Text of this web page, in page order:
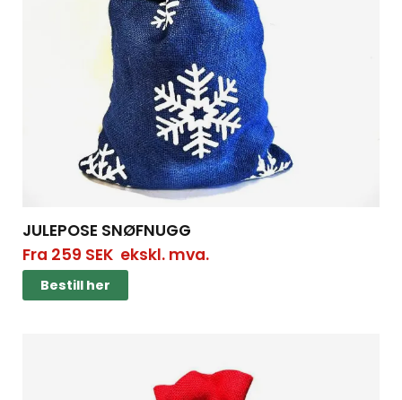
JULEPOSE SNØFNUGG
Fra 259 SEKekskl. mva.
Bestill her